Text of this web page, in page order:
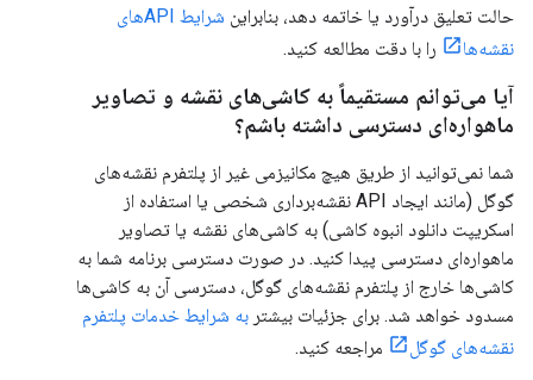
حالت تعلیق درآورد یا خاتمه دهد، بنابراین
شرایط APIهای
نقشه‌ها
را با دقت مطالعه کنید.
آیا می‌توانم مستقیماً به کاشی‌های نقشه و تصاویر
ماهواره‌ای دسترسی داشته باشم؟
شما نمی‌توانید از طریق هیچ مکانیزمی غیر از پلتفرم نقشه‌های
گوگل (مانند ایجاد API نقشه‌برداری شخصی یا استفاده از
اسکریپت دانلود انبوه کاشی) به کاشی‌های نقشه یا تصاویر
ماهواره‌ای دسترسی پیدا کنید. در صورت دسترسی برنامه شما به
کاشی‌ها خارج از پلتفرم نقشه‌های گوگل، دسترسی آن به کاشی‌ها
مسدود خواهد شد. برای جزئیات بیشتر به شرایط خدمات پلتفرم
نقشه‌های گوگل
مراجعه کنید.